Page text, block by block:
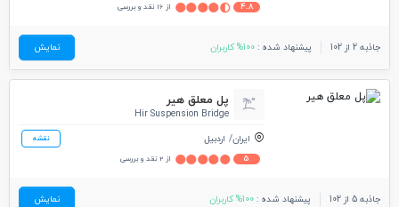
4.8 از 16 نقد و بررسی
جاذبه 2 از 102 پیشنهاد شده : 100% کاربران نمایش
پل معلق هیر
Hir Suspension Bridge
ایران اردبیل نقشه
5 از 2 نقد و بررسی
جاذبه 5 از 102 پیشنهاد شده : 100% کاربران نمایش